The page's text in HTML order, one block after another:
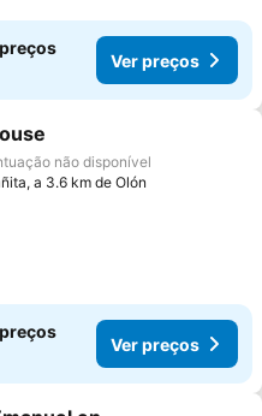
Ver preços
aos favoritos
não disponível
a 3.6 km de Olón
Ver preços